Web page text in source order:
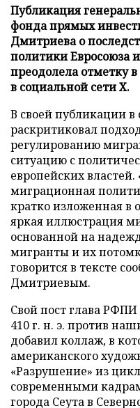
Публикация
фонда прямых
Дмитриева о
политики Евросоюза
преодолела отметку
в социальной сети X.
В своей публикации
раскритиковал
регулированию
ситуацию с
европейских
миграционная
кратко изложенная в
яркая иллюстрация
основанной на
мигранты и их
говорится в тексте
Дмитриевым.
Свой пост глава РФПИ
410 г. н. э. против
добавил коллаж, в
американского
«Разрушение» из
современными
города Сеута в